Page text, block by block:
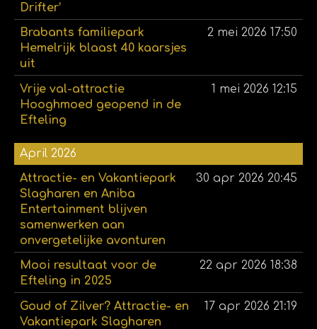
Drifter’
Brabants familiepark
Hemelrijk blaast 40 kaarsjes
uit
2 mei 2026 17:50
Vrije val-attractie
Hooghmoed geopend in de
Efteling
1 mei 2026 12:15
April 2026
Attractie- en Vakantiepark
Slagharen en Aniba
Entertainment blijven
samenwerken aan
onvergetelijke avonturen
30 apr 2026 20:45
Mooi resultaat voor de
Efteling in 2025
22 apr 2026 18:38
Goud of Zilver? Attractie- en
Vakantiepark Slagharen
17 apr 2026 21:19